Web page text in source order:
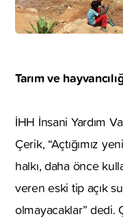
Tarım ve
İHH İnsani Yardım
Çerik, “Açtığımız
halkı, daha önce
veren eski tip açık
olmayacaklar” dedi.